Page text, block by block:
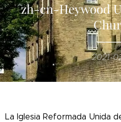
zh-cn-Heywood
2021-
La Iglesia Reformada Unida